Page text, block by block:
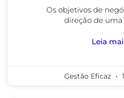
Os objetivos de
direção de uma
Leia
Gestão Eficaz